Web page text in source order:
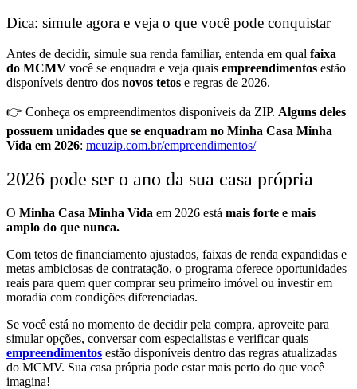
Dica: simule agora e veja o que você pode conquistar
Antes de decidir, simule sua renda familiar, entenda em qual faixa
do MCMV você se enquadra e veja quais empreendimentos estão
disponíveis dentro dos novos tetos e regras de 2026.
👉 Conheça os empreendimentos disponíveis da ZIP. Alguns deles
possuem unidades que se enquadram no Minha Casa Minha
Vida em 2026: meuzip.com.br/empreendimentos/
2026 pode ser o ano da sua casa própria
O Minha Casa Minha Vida em 2026 está mais forte e mais
amplo do que nunca.
Com tetos de financiamento ajustados, faixas de renda expandidas e
metas ambiciosas de contratação, o programa oferece oportunidades
reais para quem quer comprar seu primeiro imóvel ou investir em
moradia com condições diferenciadas.
Se você está no momento de decidir pela compra, aproveite para
simular opções, conversar com especialistas e verificar quais
empreendimentos estão disponíveis dentro das regras atualizadas
do MCMV. Sua casa própria pode estar mais perto do que você
imagina!